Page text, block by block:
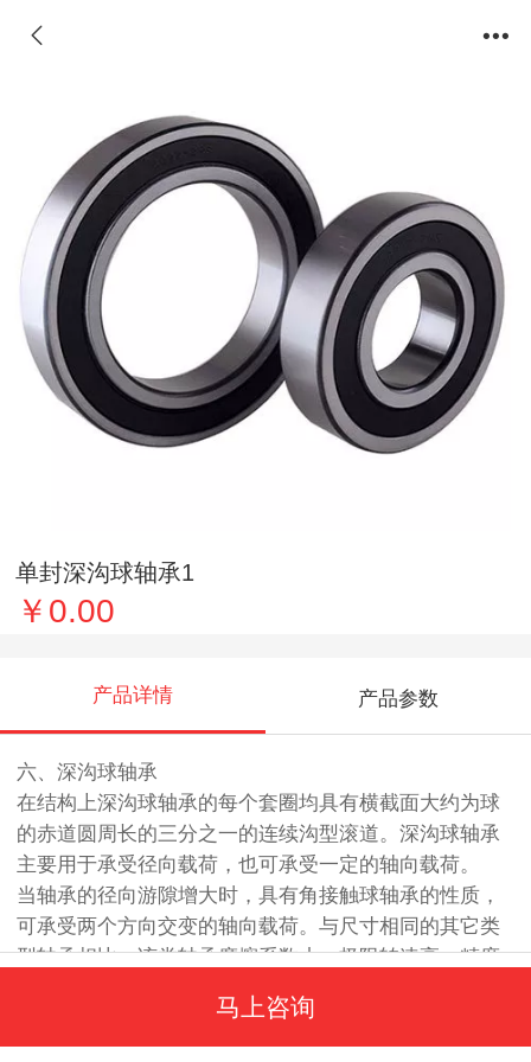
单封深沟球轴承1
￥0.00
产品详情 产品参数
六、深沟球轴承
在结构上深沟球轴承的每个套圈均具有横截面大约为球
的赤道圆周长的三分之一的连续沟型滚道。深沟球轴承
主要用于承受径向载荷，也可承受一定的轴向载荷。
当轴承的径向游隙增大时，具有角接触球轴承的性质，
可承受两个方向交变的轴向载荷。与尺寸相同的其它类
型轴承相比，该类轴承摩擦系数小，极限转速高，精度
马上咨询